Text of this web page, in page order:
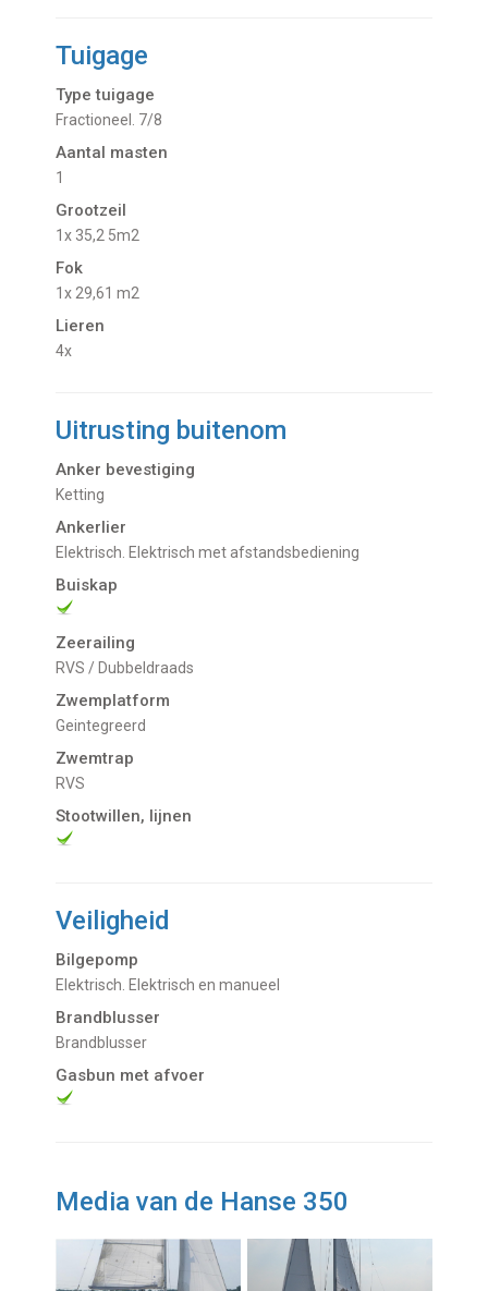
Tuigage
Type tuigage
Fractioneel. 7/8
Aantal masten
1
Grootzeil
1x 35,2 5m2
Fok
1x 29,61 m2
Lieren
4x
Uitrusting buitenom
Anker bevestiging
Ketting
Ankerlier
Elektrisch. Elektrisch met afstandsbediening
Buiskap
Zeerailing
RVS / Dubbeldraads
Zwemplatform
Geintegreerd
Zwemtrap
RVS
Stootwillen, lijnen
Veiligheid
Bilgepomp
Elektrisch. Elektrisch en manueel
Brandblusser
Brandblusser
Gasbun met afvoer
Media van de Hanse 350